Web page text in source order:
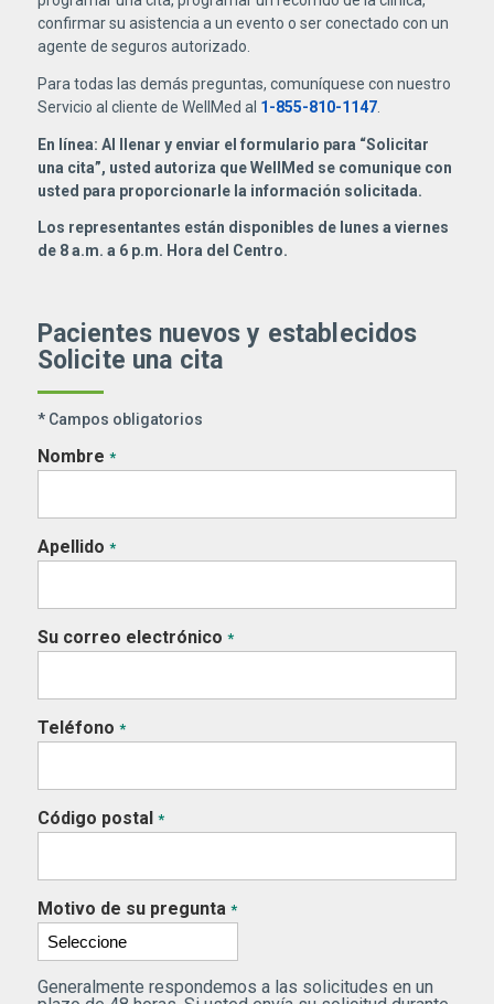
confirmar su asistencia a un evento o ser conectado con un
agente de seguros autorizado.
Para todas las demás preguntas, comuníquese con nuestro
Servicio al cliente de WellMed al 1-855-810-1147.
En línea: Al llenar y enviar el formulario para “Solicitar
una cita”, usted autoriza que WellMed se comunique con
usted para proporcionarle la información solicitada.
Los representantes están disponibles de lunes a viernes
de 8 a.m. a 6 p.m. Hora del Centro.
Pacientes nuevos y establecidos
Solicite una cita
* Campos obligatorios
Nombre *
Apellido *
Su correo electrónico *
Teléfono *
Código postal *
Motivo de su pregunta *
Generalmente respondemos a las solicitudes en un